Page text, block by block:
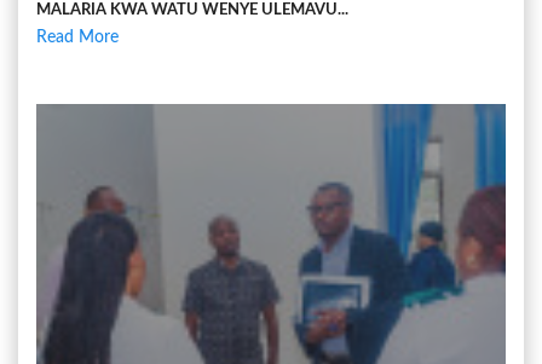
MALARIA KWA WATU WENYE ULEMAVU...
Read More